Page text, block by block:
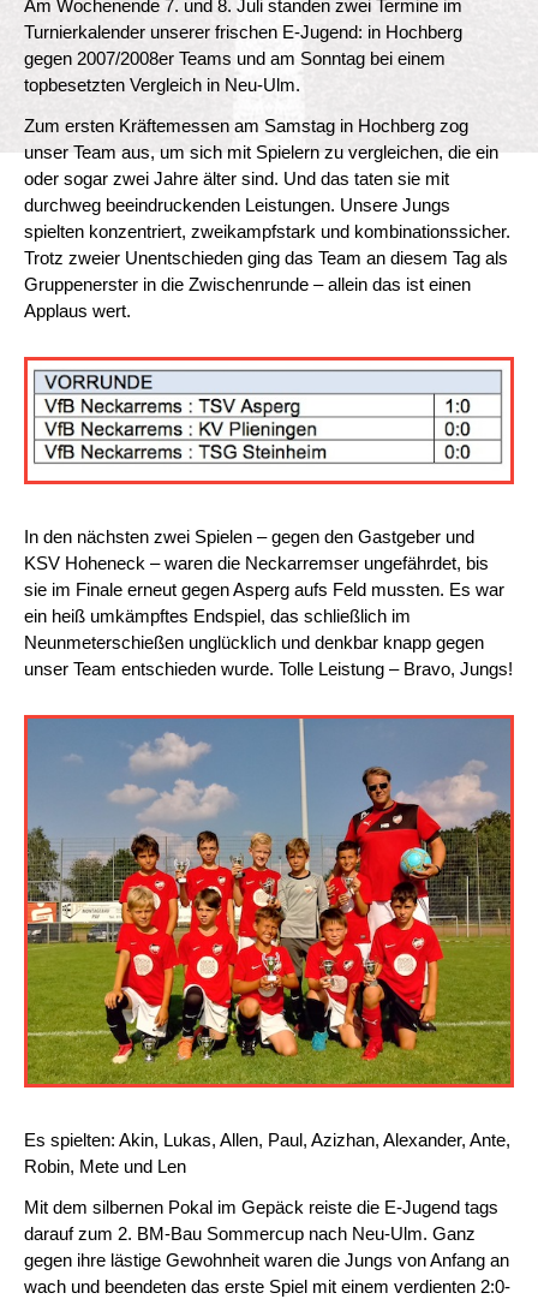
Am Wochenende 7. und 8. Juli standen zwei Termine im
Turnierkalender unserer frischen E-Jugend: in Hochberg
gegen 2007/2008er Teams und am Sonntag bei einem
topbesetzten Vergleich in Neu-Ulm.
Zum ersten Kräftemessen am Samstag in Hochberg zog
unser Team aus, um sich mit Spielern zu vergleichen, die ein
oder sogar zwei Jahre älter sind. Und das taten sie mit
durchweg beeindruckenden Leistungen. Unsere Jungs
spielten konzentriert, zweikampfstark und kombinationssicher.
Trotz zweier Unentschieden ging das Team an diesem Tag als
Gruppenerster in die Zwischenrunde – allein das ist einen
Applaus wert.
In den nächsten zwei Spielen – gegen den Gastgeber und
KSV Hoheneck – waren die Neckarremser ungefährdet, bis
sie im Finale erneut gegen Asperg aufs Feld mussten. Es war
ein heiß umkämpftes Endspiel, das schließlich im
Neunmeterschießen unglücklich und denkbar knapp gegen
unser Team entschieden wurde. Tolle Leistung – Bravo, Jungs!
Es spielten: Akin, Lukas, Allen, Paul, Azizhan, Alexander, Ante,
Robin, Mete und Len
Mit dem silbernen Pokal im Gepäck reiste die E-Jugend tags
darauf zum 2. BM-Bau Sommercup nach Neu-Ulm. Ganz
gegen ihre lästige Gewohnheit waren die Jungs von Anfang an
wach und beendeten das erste Spiel mit einem verdienten 2:0-